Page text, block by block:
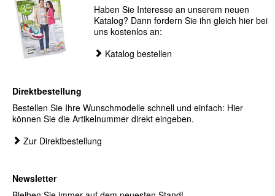
Haben Sie Interesse an unserem neuen
Katalog? Dann fordern Sie ihn gleich hier bei
uns kostenlos an:
Katalog bestellen
Direktbestellung
Bestellen Sie Ihre Wunschmodelle schnell und einfach: Hier
können Sie die Artikelnummer direkt eingeben.
Zur Direktbestellung
Newsletter